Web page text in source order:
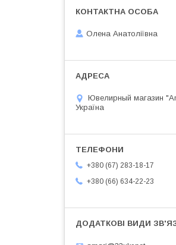
Олена Анатоліївна
Ювелирный магазин
Україна
+380 (67) 283-18-17
+380 (66) 634-22-23